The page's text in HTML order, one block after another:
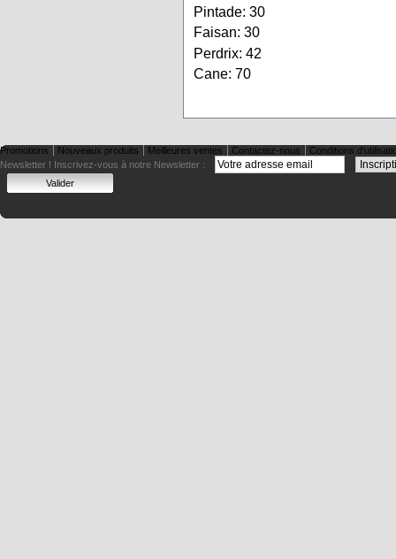
Pintade: 30
Faisan: 30
Perdrix: 42
Cane: 70
Promotions Nouveaux produits Meilleures ventes Contactez-nous
Conditions
Newsletter ! Inscrivez-vous à notre Newsletter :